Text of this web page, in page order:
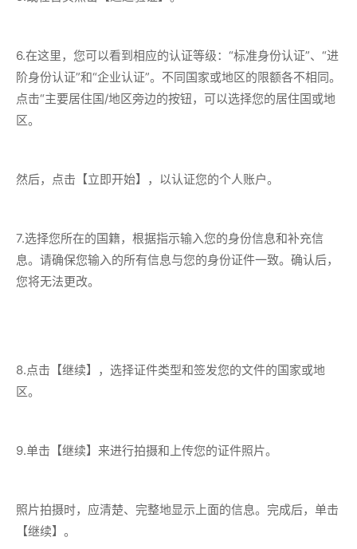
6.在这里，您可以看到相应的认证等级：“标准身份认证”、“进
阶身份认证”和“企业认证”。不同国家或地区的限额各不相同。
点击“主要居住国/地区旁边的按钮，可以选择您的居住国或地
区。
然后，点击【立即开始】，以认证您的个人账户。
7.选择您所在的国籍，根据指示输入您的身份信息和补充信
息。请确保您输入的所有信息与您的身份证件一致。确认后，
您将无法更改。
8.点击【继续】，选择证件类型和签发您的文件的国家或地
区。
9.单击【继续】来进行拍摄和上传您的证件照片。
照片拍摄时，应清楚、完整地显示上面的信息。完成后，单击
【继续】。